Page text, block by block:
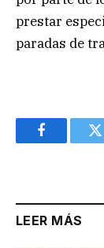
prestar
paradas de
Facebook
LEER MÁS